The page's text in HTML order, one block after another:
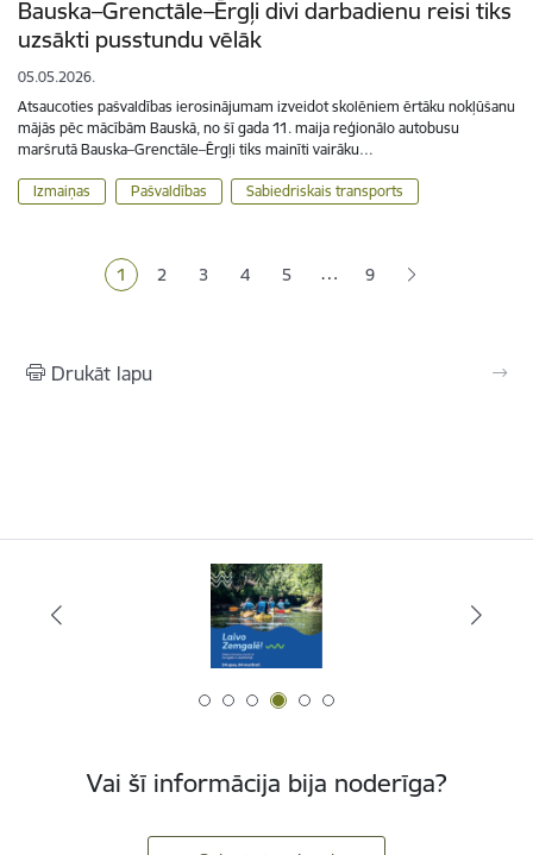
Bauska–Grenctāle–Ērgļi divi darbadienu reisi tiks
uzsākti pusstundu vēlāk
05.05.2026.
Atsaucoties pašvaldības ierosinājumam izveidot skolēniem ērtāku nokļūšanu
mājās pēc mācībām Bauskā, no šī gada 11. maija reģionālo autobusu
maršrutā Bauska–Grenctāle–Ērgļi tiks mainīti vairāku…
Izmaiņas Pašvaldības Sabiedriskais transports
Pašreizējā lapa
1 Lapa
2 Lapa
3 Lapa
4 Lapa
5 … 9
Drukāt lapu
Vai šī informācija bija noderīga?